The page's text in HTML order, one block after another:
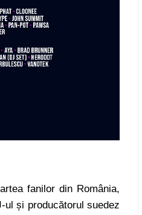
fanilor din România,
și producătorul suedez